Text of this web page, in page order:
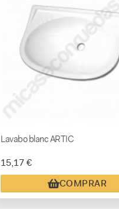
Lavabo blanc ARTIC
15,17 €
COMPRAR